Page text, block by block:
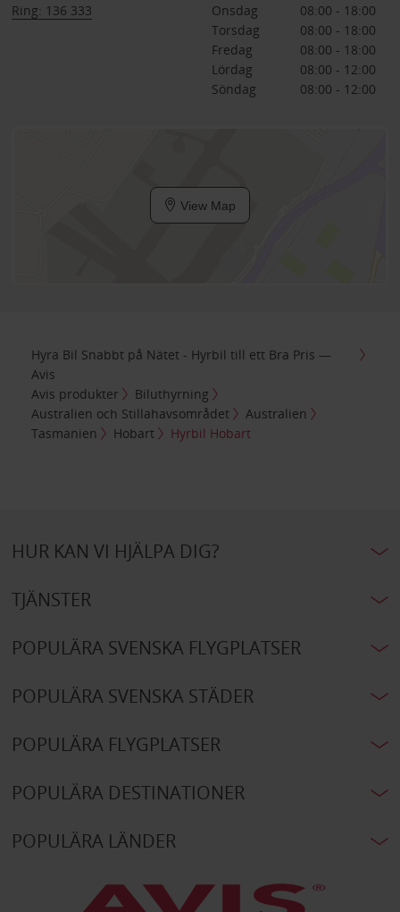
Ring: 136 333
Onsdag
08:00 - 18:00
Torsdag
08:00 - 18:00
Fredag
08:00 - 18:00
Lördag
08:00 - 12:00
Söndag
08:00 - 12:00
View Map
Hyra Bil Snabbt på Nätet - Hyrbil till ett Bra Pris —
Avis
Avis produkter
Biluthyrning
Australien och Stillahavsområdet
Australien
Tasmanien
Hobart Hyrbil Hobart
HUR KAN VI HJÄLPA DIG?
TJÄNSTER
POPULÄRA SVENSKA FLYGPLATSER
POPULÄRA SVENSKA STÄDER
POPULÄRA FLYGPLATSER
POPULÄRA DESTINATIONER
POPULÄRA LÄNDER